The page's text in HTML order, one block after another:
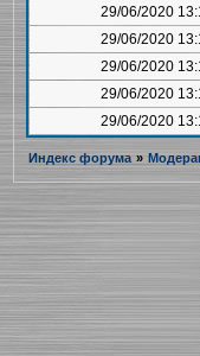
29/06/2020
29/06/2020
29/06/2020
29/06/2020
29/06/2020
Индекс форума »